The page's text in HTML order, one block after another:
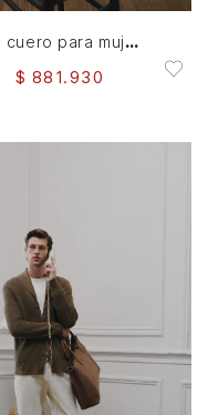
Falda Lyra de cuero para mujer silueta wrap
$ 881.930